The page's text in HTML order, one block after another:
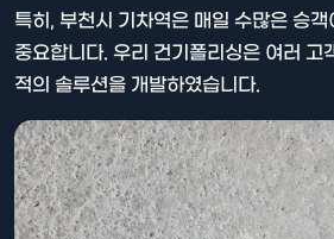
특히, 부천시 기차역은 매일 수많은 승객
중요합니다. 우리 건기폴리싱은 여러 고
적의 솔루션을 개발하였습니다.